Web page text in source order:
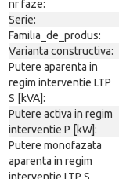
nr faze:
Serie:
Familia_de_produs:
Varianta constructiva:
Putere aparenta in
regim interventie LTP
S [kVA]:
Putere activa in regim
interventie P [kW]:
Putere monofazata
aparenta in regim